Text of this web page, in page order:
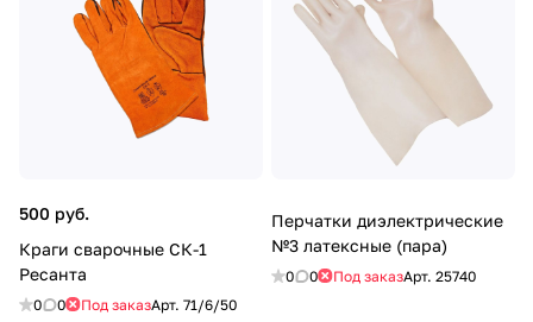
500 руб.
Краги сварочные СК-1
Ресанта
0 0 Под заказАрт. 71/6/50
Перчатки диэлектрические
№3 латексные (пара)
0 0 Под заказАрт. 25740